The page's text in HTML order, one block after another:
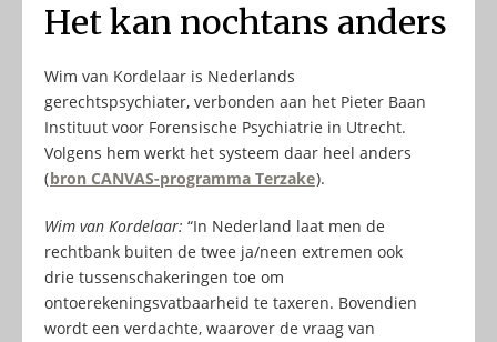
Het kan nochtans anders
Wim van Kordelaar is Nederlands
gerechtspsychiater, verbonden aan het Pieter Baan
Instituut voor Forensische Psychiatrie in Utrecht.
Volgens hem werkt het systeem daar heel anders
(bron CANVAS-programma Terzake).
Wim van Kordelaar: “In Nederland laat men de
rechtbank buiten de twee ja/neen extremen ook
drie tussenschakeringen toe om
ontoerekeningsvatbaarheid te taxeren. Bovendien
wordt een verdachte, waarover de vraag van